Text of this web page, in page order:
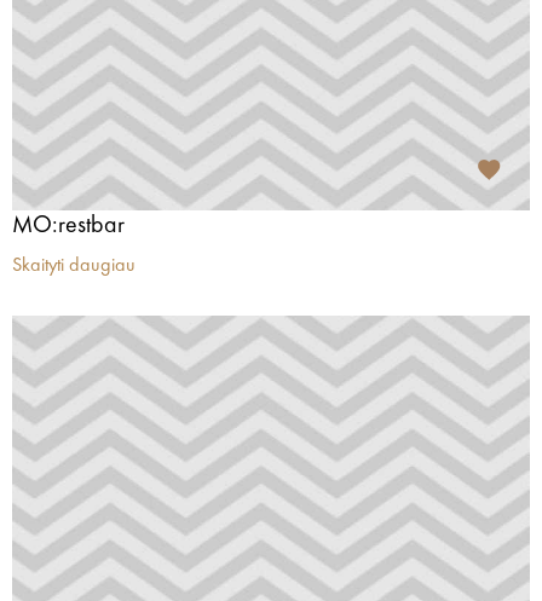
MO:restbar
Skaityti daugiau